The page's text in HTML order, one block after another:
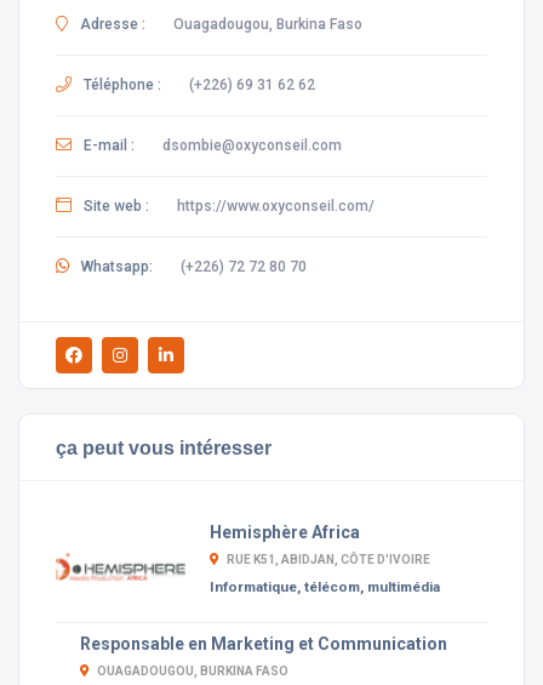
Adresse : Ouagadougou, Burkina Faso
Téléphone : (+226) 69 31 62 62
E-mail : dsombie@oxyconseil.com
Site web : https://www.oxyconseil.com/
Whatsapp: (+226) 72 72 80 70
ça peut vous intéresser
Hemisphère Africa
RUE K51, ABIDJAN, CÔTE D'IVOIRE
Informatique, télécom, multimédia
Responsable en Marketing et Communication
OUAGADOUGOU, BURKINA FASO